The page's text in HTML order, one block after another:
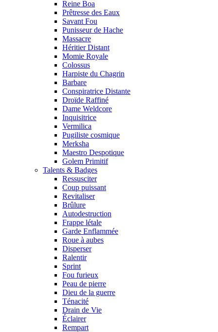
Reine Boa
Prêtresse des Eaux
Savant Fou
Punisseur de Hache
Massacre
Héritier Distant
Momie Royale
Colossus
Harpiste du Chagrin
Barbare
Conspiratrice Distante
Droïde Raffiné
Dame Weldcore
Inquisitrice
Vermilica
Pugiliste cosmique
Merksha
Maestro Despotique
Golem Primitif
Talents & Badges
Ressusciter
Coup puissant
Revitaliser
Brûlure
Autodestruction
Frappe létale
Garde Enflammée
Roue à aubes
Disperser
Ralentir
Sprint
Fou furieux
Peau de pierre
Dieu de la guerre
Ténacité
Drain de Vie
Éclairer
Rempart